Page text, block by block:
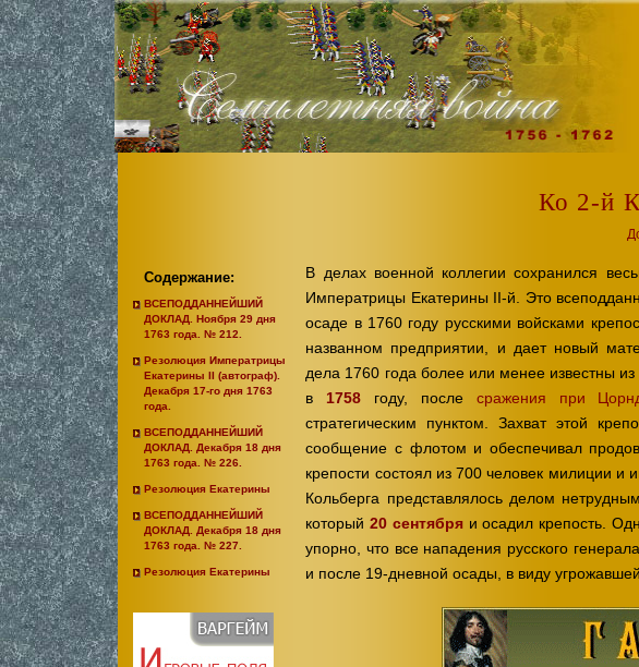
Ко 2-й
Содержание:
ВСЕПОДДАННЕЙШИЙ
ДОКЛАД. Ноября 29 дня
1763 года. № 212.
Резолюция Императрицы
Екатерины II (автограф).
Декабря 17-го дня 1763
года.
ВСЕПОДДАННЕЙШИЙ
ДОКЛАД. Декабря 18 дня
1763 года. № 226.
Резолюция Екатерины
ВСЕПОДДАННЕЙШИЙ
ДОКЛАД. Декабря 18 дня
1763 года. № 227.
Резолюция Екатерины
В делах военной коллегии сохранился
Императрицы Екатерины II-й. Это
осаде в 1760 году русскими войсками
названном предприятии, и дает новый
дела 1760 года более или менее известны
в 1758 году, после сражения при
стратегическим пунктом. Захват этой
сообщение с флотом и обеспечивал
крепости состоял из 700 человек милиции
Кольберга представлялось делом
который20 сентябряи осадил крепость.
упорно, что все нападения русского
и после 19-дневной осады, в виду